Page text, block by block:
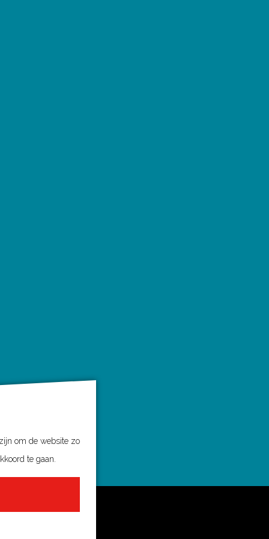
om de website zo
te gaan.